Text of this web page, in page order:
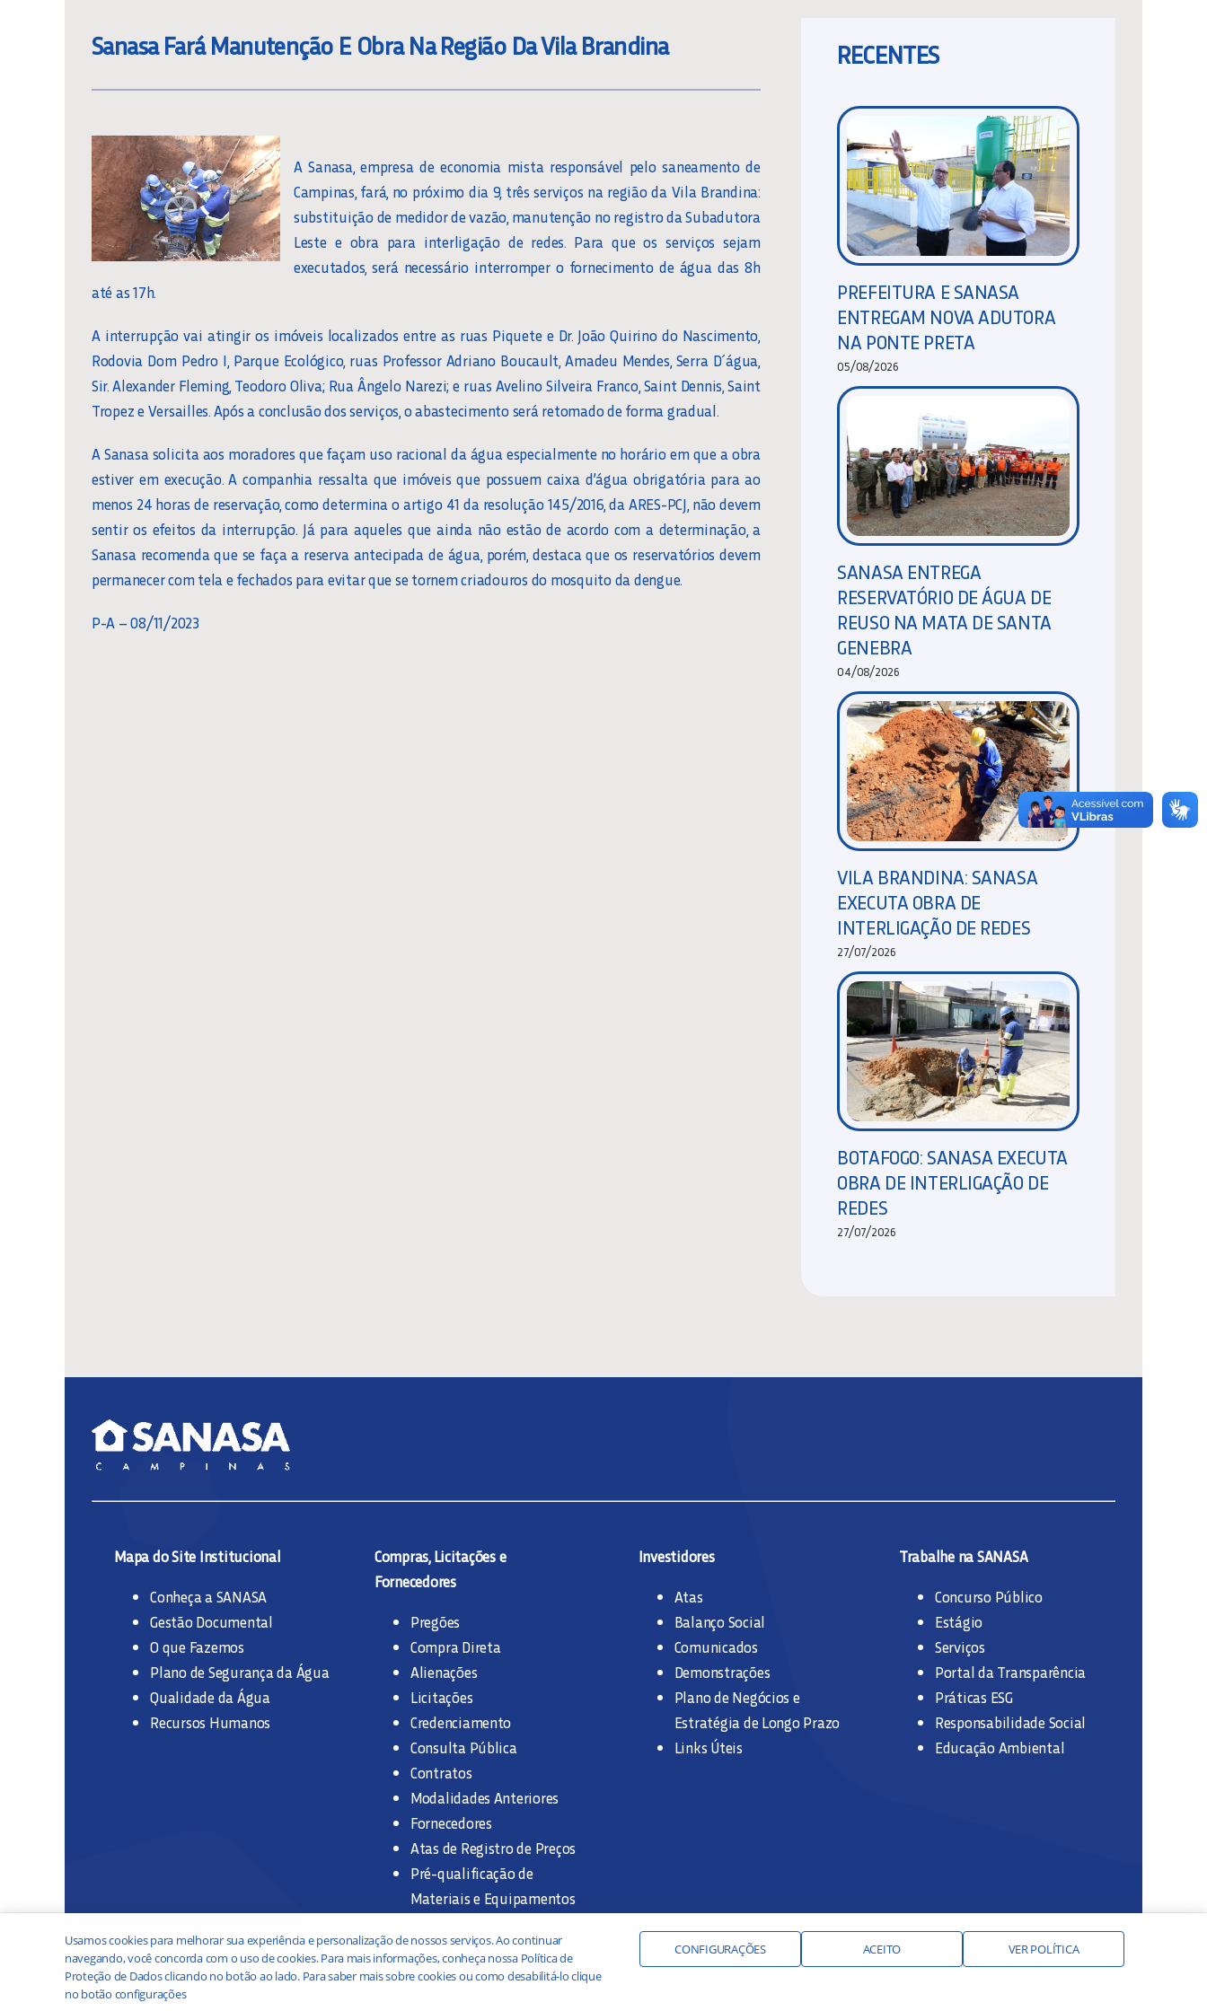
Sanasa Fará Manutenção E Obra Na Região Da Vila Brandina
A Sanasa, empresa de economia mista responsável pelo saneamento de
Campinas, fará, no próximo dia 9, três serviços na região da Vila Brandina:
substituição de medidor de vazão, manutenção no registro da Subadutora
Leste e obra para interligação de redes. Para que os serviços sejam
executados, será necessário interromper o fornecimento de água das 8h
até as 17h.
A interrupção vai atingir os imóveis localizados entre as ruas Piquete e Dr. João Quirino do Nascimento,
Rodovia Dom Pedro I, Parque Ecológico, ruas Professor Adriano Boucault, Amadeu Mendes, Serra D´água,
Sir. Alexander Fleming, Teodoro Oliva; Rua Ângelo Narezi; e ruas Avelino Silveira Franco, Saint Dennis, Saint
Tropez e Versailles. Após a conclusão dos serviços, o abastecimento será retomado de forma gradual.
A Sanasa solicita aos moradores que façam uso racional da água especialmente no horário em que a obra
estiver em execução. A companhia ressalta que imóveis que possuem caixa d’água obrigatória para ao
menos 24 horas de reservação, como determina o artigo 41 da resolução 145/2016, da ARES-PCJ, não devem
sentir os efeitos da interrupção. Já para aqueles que ainda não estão de acordo com a determinação, a
Sanasa recomenda que se faça a reserva antecipada de água, porém, destaca que os reservatórios devem
permanecer com tela e fechados para evitar que se tornem criadouros do mosquito da dengue.
P-A – 08/11/2023
RECENTES
PREFEITURA E SANASA
ENTREGAM NOVA ADUTORA
NA PONTE PRETA
05/08/2026
SANASA ENTREGA
RESERVATÓRIO DE ÁGUA DE
REUSO NA MATA DE SANTA
GENEBRA
04/08/2026
VILA BRANDINA: SANASA
EXECUTA OBRA DE
INTERLIGAÇÃO DE REDES
27/07/2026
BOTAFOGO: SANASA EXECUTA
OBRA DE INTERLIGAÇÃO DE
REDES
27/07/2026
Mapa do Site Institucional
Conheça a SANASA
Gestão Documental
O que Fazemos
Plano de Segurança da Água
Qualidade da Água
Recursos Humanos
Compras, Licitações e
Fornecedores
Pregões
Compra Direta
Alienações
Licitações
Credenciamento
Consulta Pública
Contratos
Modalidades Anteriores
Fornecedores
Atas de Registro de Preços
Pré-qualificação de
Materiais e Equipamentos
Documentação Interna
Investidores
Atas
Balanço Social
Comunicados
Demonstrações
Plano de Negócios e
Estratégia de Longo Prazo
Links Úteis
Trabalhe na SANASA
Concurso Público
Estágio
Serviços
Portal da Transparência
Práticas ESG
Responsabilidade Social
Educação Ambiental
Usamos cookies para melhorar sua experiência e personalização de nossos serviços. Ao continuar
navegando, você concorda com o uso de cookies. Para mais informações, conheça nossa Política de
Proteção de Dados clicando no botão ao lado. Para saber mais sobre cookies ou como desabilitá-lo clique
no botão configurações
CONFIGURAÇÕES ACEITO VER POLÍTICA